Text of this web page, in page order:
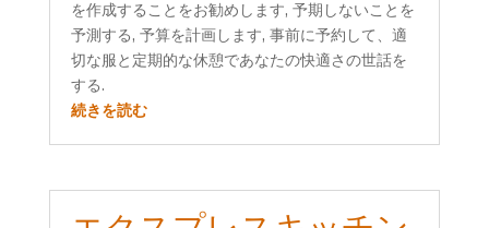
を作成することをお勧めします, 予期しないことを
予測する, 予算を計画します, 事前に予約して、適
切な服と定期的な休憩であなたの快適さの世話を
する.
続きを読む